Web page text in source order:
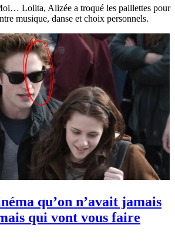
Lolita, Alizée a troqué les paillettes pour
musique, danse et choix personnels.
qu’on n’avait jamais
qui vont vous faire